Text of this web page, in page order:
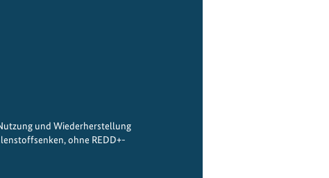
und Wiederherstellung
ohne REDD+-